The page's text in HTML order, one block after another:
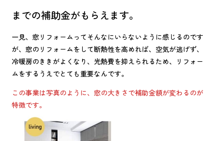
までの補助金がもらえます。
一見、窓リフォームってそんなにいらないように感じるのです
が、窓のリフォームをして断熱性を高めれば、空気が逃げず、
冷暖房のききがよくなり、光熱費を抑えられるため、リフォー
ムをするうえでとても重要なんです。
この事業は写真のように、窓の大きさで補助金額が変わるのが
特徴です。